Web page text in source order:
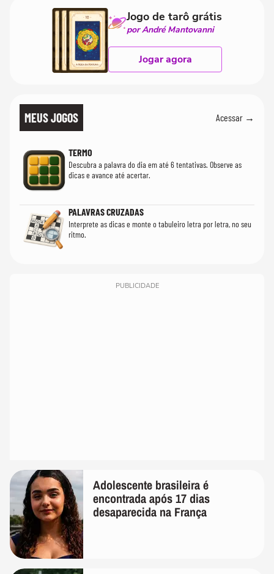
Jogo de tarô grátis
por André Mantovanni
Jogar agora
MEUS JOGOS Acessar →
TERMO
Descubra a palavra do dia em até 6 tentativas. Observe as
dicas e avance até acertar.
PALAVRAS CRUZADAS
Interprete as dicas e monte o tabuleiro letra por letra, no seu
ritmo.
PUBLICIDADE
Adolescente brasileira é
encontrada após 17 dias
desaparecida na França